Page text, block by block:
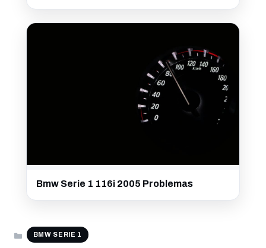
Bmw Serie 1 116i 2005 Problemas
CATEGORÍAS
BMW SERIE 1